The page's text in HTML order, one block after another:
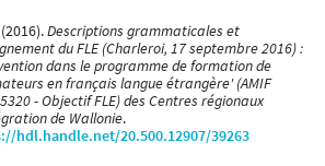
Descriptions grammaticales et
du FLE (Charleroi, 17 septembre 2016) :
dans le programme de formation de
en français langue étrangère' (AMIF
- Objectif FLE) des Centres régionaux
de Wallonie.
hdl.handle.net/20.500.12907/39263